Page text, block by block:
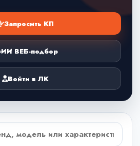
Запросить КП
ИИ ВЕБ-подбор
Войти в ЛК